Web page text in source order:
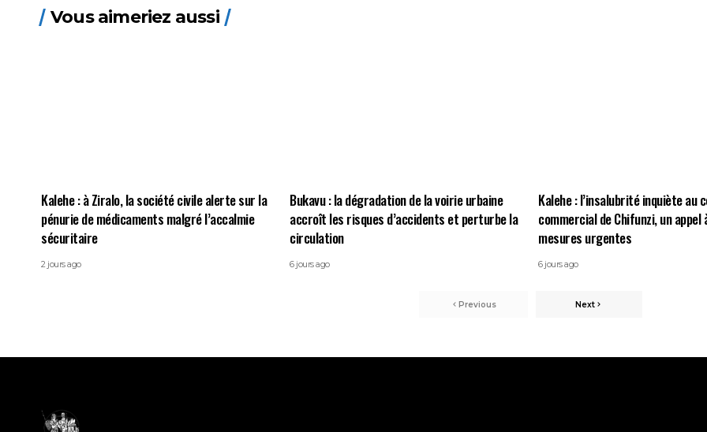
Vous aimeriez aussi
Kalehe : à Ziralo, la société civile alerte sur la
pénurie de médicaments malgré l’accalmie
sécuritaire
2 jours ago
Bukavu : la dégradation de la voirie urbaine
accroît les risques d’accidents et perturbe la
circulation
6 jours ago
Kalehe : l’insalubrité inquiète au
commercial de Chifunzi, un appel
mesures urgentes
6 jours ago
Previous Next